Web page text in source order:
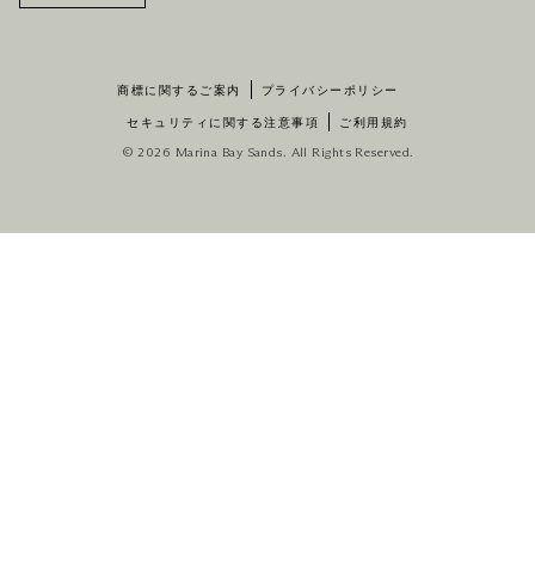
商標に関するご案内 プライバシーポリシー
セキュリティに関する注意事項 ご利用規約
© 2026 Marina Bay Sands. All Rights Reserved.